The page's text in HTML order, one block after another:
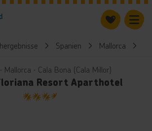
Spanien Mallorca
Mallorca ∙ Cala Bona (Cala Millor)
Resort Aparthotel
3.5